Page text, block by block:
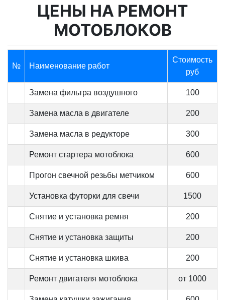
ЦЕНЫ НА РЕМОНТ
МОТОБЛОКОВ
№ Наименование работ
Стоимость
руб
Замена фильтра воздушного 100
Замена масла в двигателе 200
Замена масла в редукторе 300
Ремонт стартера мотоблока 600
Прогон свечной резьбы метчиком 600
Установка футорки для свечи 1500
Снятие и установка ремня 200
Снятие и установка защиты 200
Снятие и установка шкива 200
Ремонт двигателя мотоблока от 1000